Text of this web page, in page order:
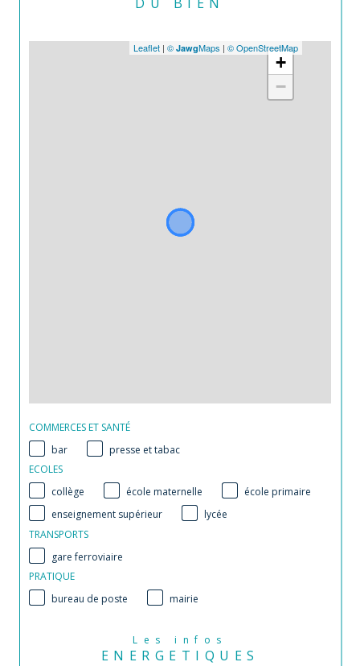
+
−
Leaflet | © JawgMaps | © OpenStreetMap
COMMERCES ET SANTÉ
bar
presse et tabac
ECOLES
collège
école maternelle
école primaire
enseignement supérieur
lycée
TRANSPORTS
gare ferroviaire
PRATIQUE
bureau de poste
mairie
Les infos
ENERGETIQUES